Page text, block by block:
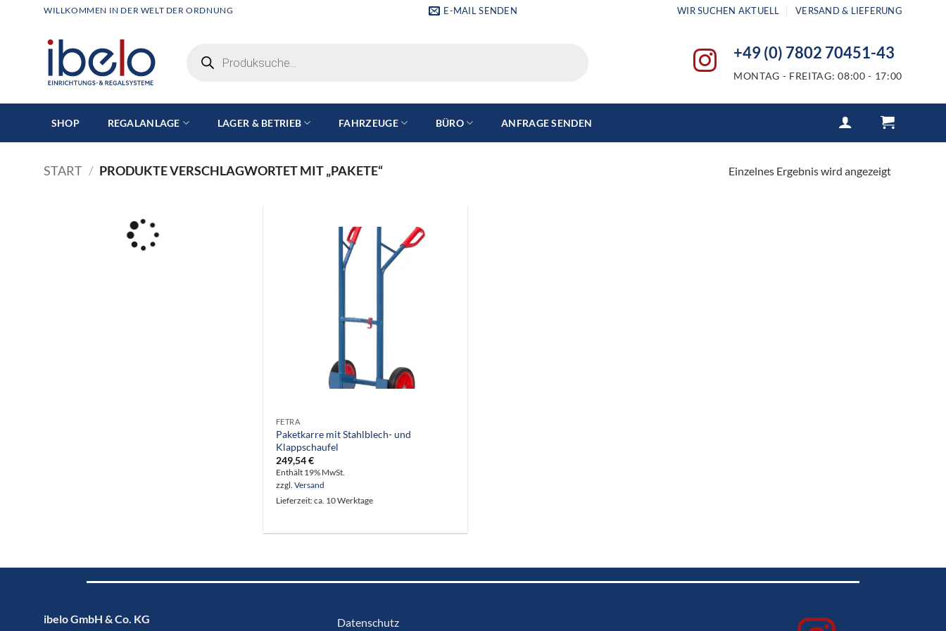
WILLKOMMEN IN DER WELT DER ORDNUNG E-MAIL SENDEN WIR SUCHEN AKTUELL VERSAND & LIEFERUNG
search
+49 (0) 7802 70451-43
MONTAG - FREITAG: 08:00 - 17:00
SHOP REGALANLAGE LAGER & BETRIEB FAHRZEUGE BÜRO ANFRAGE SENDEN
START / PRODUKTE VERSCHLAGWORTET MIT „PAKETE“ Einzelnes Ergebnis wird angezeigt
FETRA
Paketkarre mit Stahlblech- und
Klappschaufel
249,54€
Enthält 19% MwSt.
zzgl. Versand
Lieferzeit: ca. 10 Werktage
ibelo GmbH & Co. KG
Datenschutz